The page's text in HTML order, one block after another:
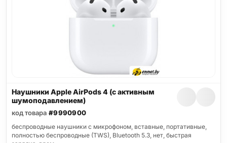
Наушники Apple AirPods 4 (с активным
шумоподавлением)
код товара #9990900
беспроводные наушники с микрофоном, вставные, портативные,
полностью беспроводные (TWS), Bluetooth 5.3, нет, быстрая